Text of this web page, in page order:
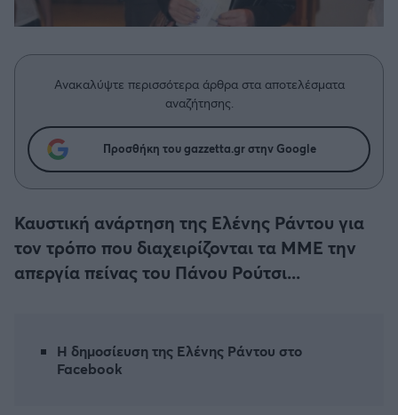
Δημήτρης Τσορμπατζόγλου
Άρης
Βόλος
Ατρόμητος Αθηνών
Κηφισιά
Παναιτωλικός
Ανακαλύψτε περισσότερα άρθρα στα αποτελέσματα
αναζήτησης.
Προσθήκη του gazzetta.gr στην Google
Καυστική ανάρτηση της Ελένης Ράντου για
τον τρόπο που διαχειρίζονται τα ΜΜΕ την
απεργία πείνας του Πάνου Ρούτσι...
Η δημοσίευση της Ελένης Ράντου στο
Facebook